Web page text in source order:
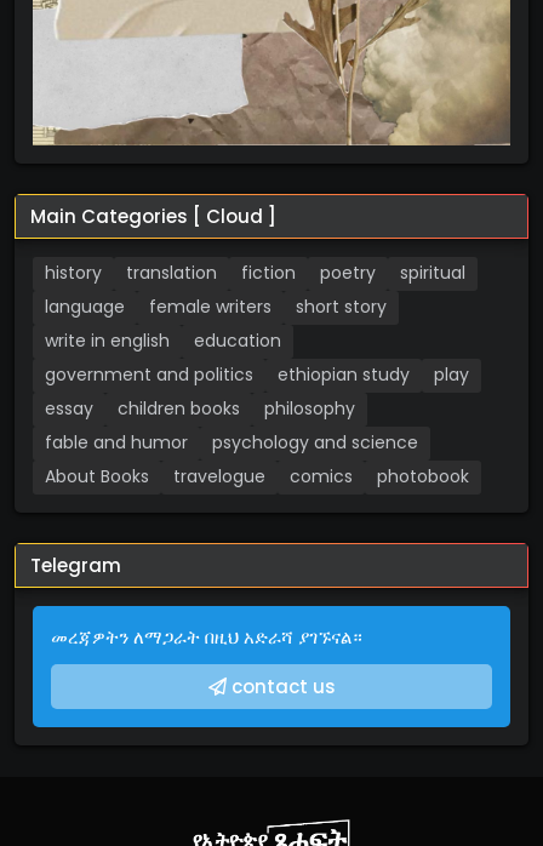
Main Categories [ Cloud ]
history translation fiction poetry
spiritual
language
female writers
short story
write in english
education
government and politics
ethiopian study
play
essay
children books
philosophy
fable and humor
psychology and science
About Books
travelogue comics photobook
Telegram
መረጃዎትን ለማጋራት በዚህ አድራሻ ያገኙናል።
contact us